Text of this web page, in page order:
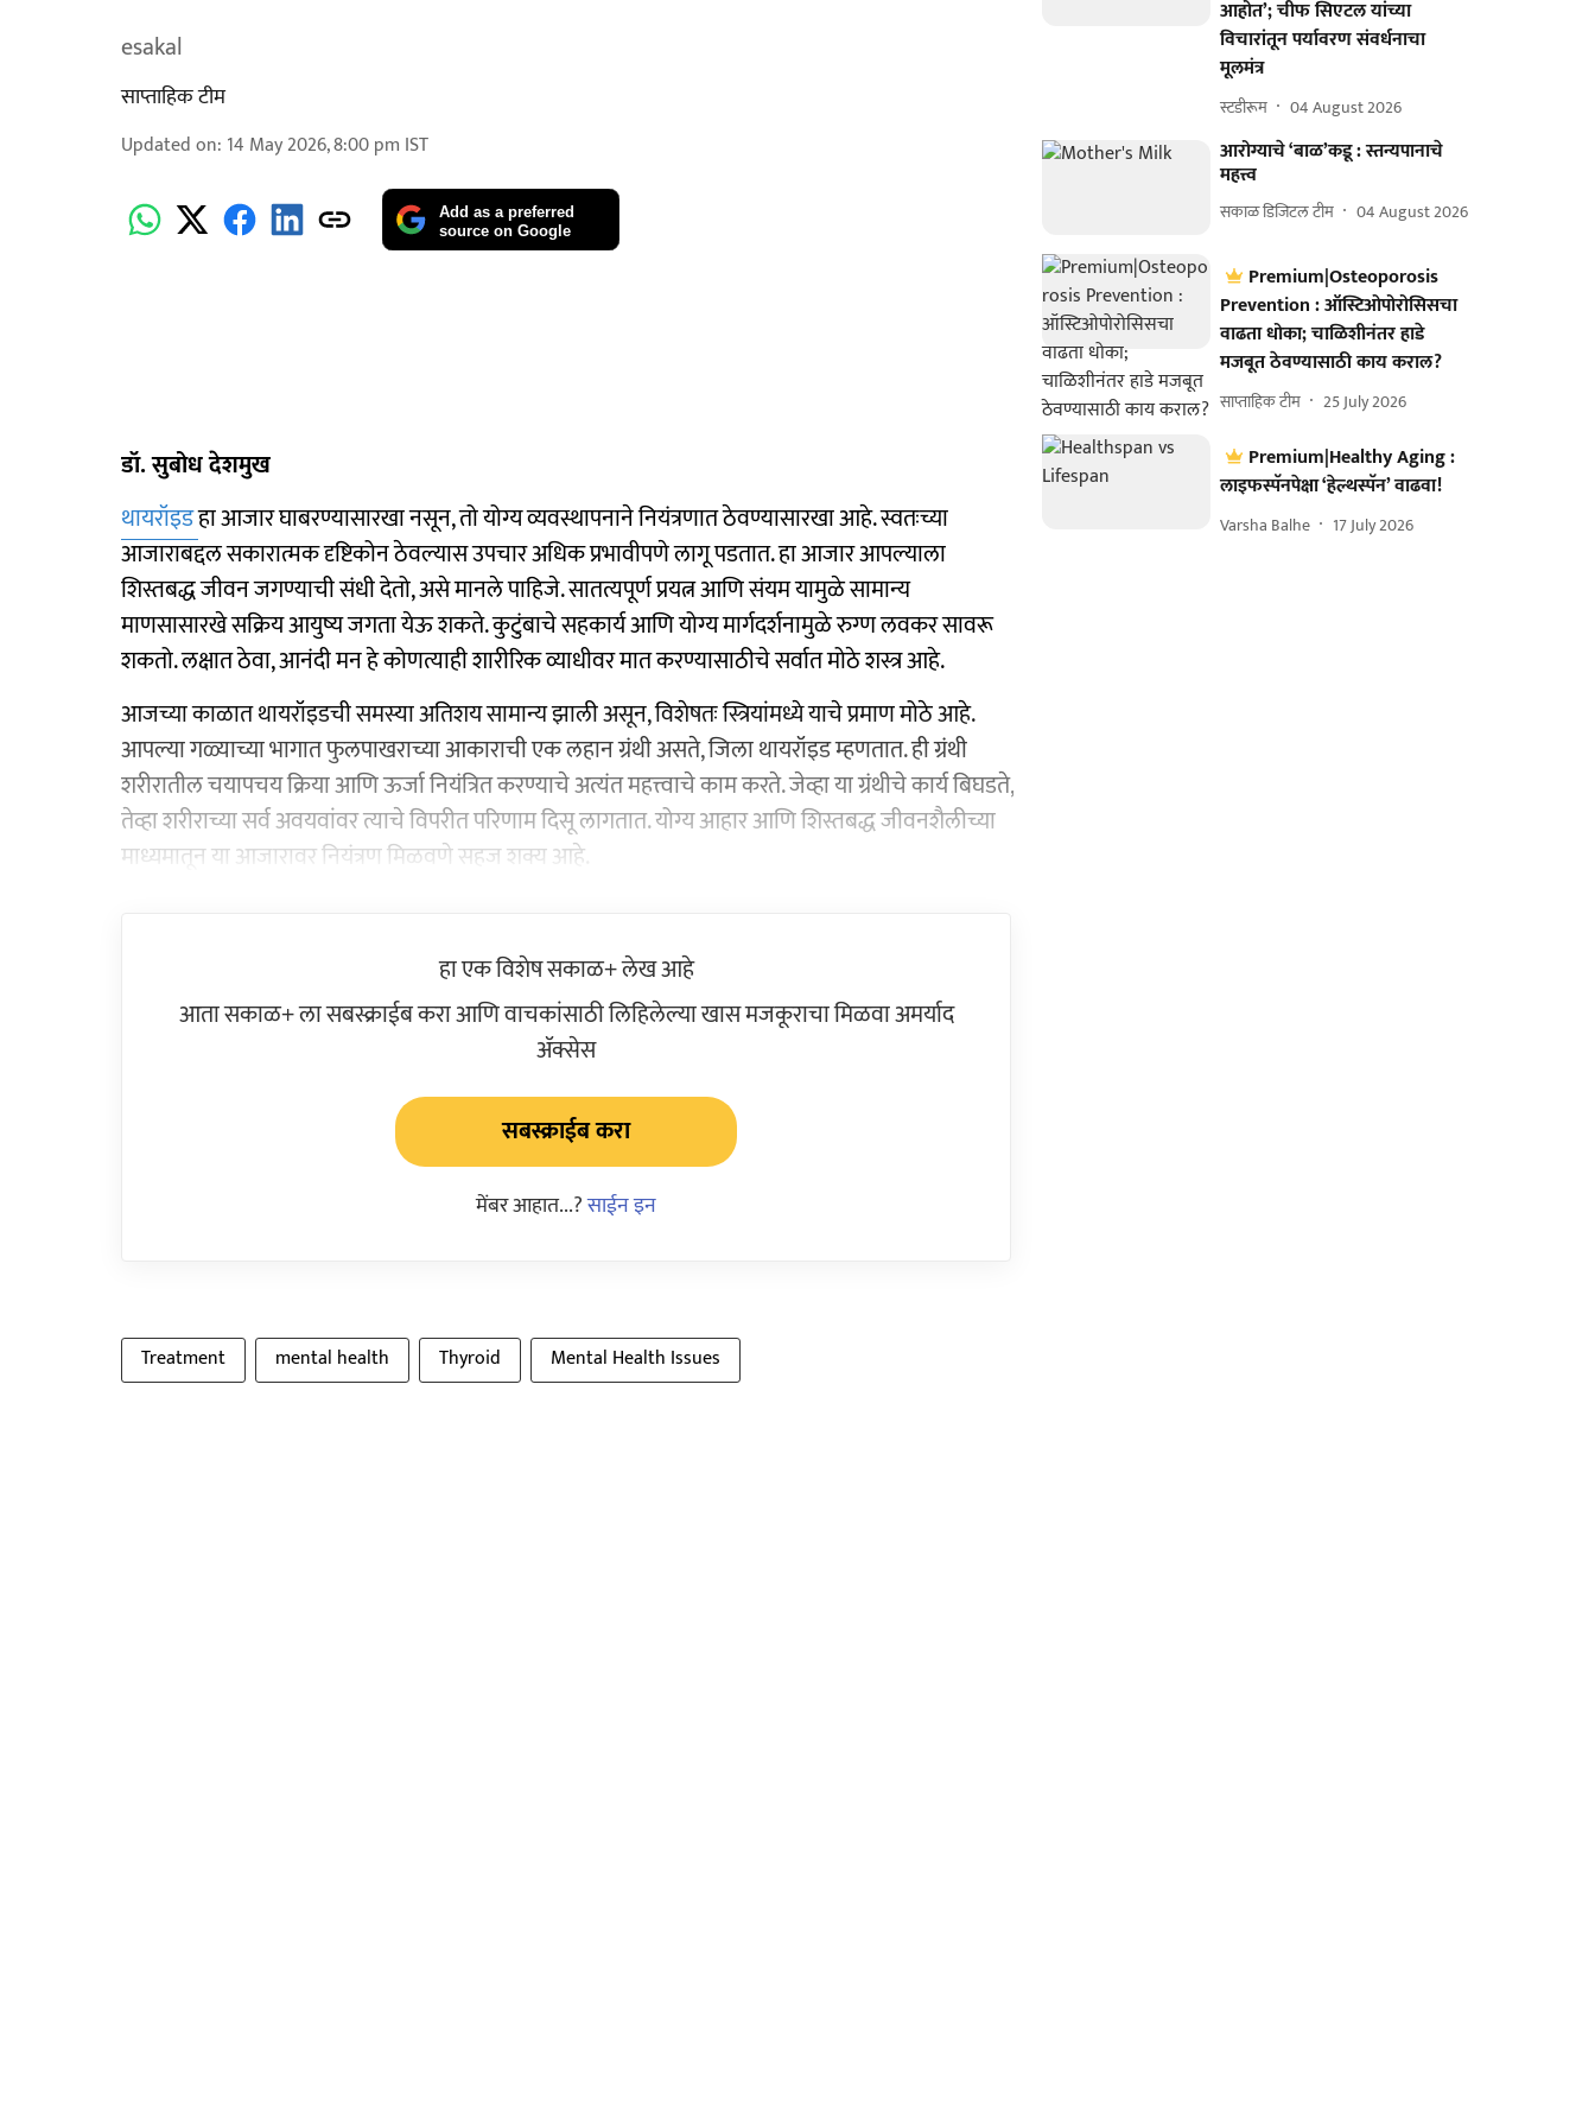
esakal
साप्ताहिक टीम
Updated on: 14 May 2026, 8:00 pm IST
Add as a preferred
source on Google
डॉ. सुबोध देशमुख
थायरॉइडहा आजार घाबरण्यासारखा नसून, तो योग्य व्यवस्थापनाने नियंत्रणात ठेवण्यासारखा आहे. स्वतःच्या
आजाराबद्दल सकारात्मक दृष्टिकोन ठेवल्यास उपचार अधिक प्रभावीपणे लागू पडतात. हा आजार आपल्याला
शिस्तबद्ध जीवन जगण्याची संधी देतो, असे मानले पाहिजे. सातत्यपूर्ण प्रयत्न आणि संयम यामुळे सामान्य
माणसासारखे सक्रिय आयुष्य जगता येऊ शकते. कुटुंबाचे सहकार्य आणि योग्य मार्गदर्शनामुळे रुग्ण लवकर सावरू
शकतो. लक्षात ठेवा, आनंदी मन हे कोणत्याही शारीरिक व्याधीवर मात करण्यासाठीचे सर्वात मोठे शस्त्र आहे.
आजच्या काळात थायरॉइडची समस्या अतिशय सामान्य झाली असून, विशेषतः स्त्रियांमध्ये याचे प्रमाण मोठे आहे.
आपल्या गळ्याच्या भागात फुलपाखराच्या आकाराची एक लहान ग्रंथी असते, जिला थायरॉइड म्हणतात. ही ग्रंथी
शरीरातील चयापचय क्रिया आणि ऊर्जा नियंत्रित करण्याचे अत्यंत महत्त्वाचे काम करते. जेव्हा या ग्रंथीचे कार्य बिघडते,
तेव्हा शरीराच्या सर्व अवयवांवर त्याचे विपरीत परिणाम दिसू लागतात. योग्य आहार आणि शिस्तबद्ध जीवनशैलीच्या
माध्यमातून या आजारावर नियंत्रण मिळवणे सहज शक्य आहे.
हा एक विशेष सकाळ+ लेख आहे
आता सकाळ+ ला सबस्क्राईब करा आणि वाचकांसाठी लिहिलेल्या खास मजकूराचा मिळवा अमर्याद
ॲक्सेस
सबस्क्राईब करा
मेंबर आहात...?साईन इन
Treatment mental health Thyroid Mental Health Issues
आहोत’; चीफ सिएटल यांच्या
विचारांतून पर्यावरण संवर्धनाचा
मूलमंत्र
स्टडीरूम 04 August 2026
आरोग्याचे ‘बाळ’कडू : स्तन्यपानाचे
महत्त्व
सकाळ डिजिटल टीम 04 August 2026
Premium|Osteoporosis
Prevention : ऑस्टिओपोरोसिसचा
वाढता धोका; चाळिशीनंतर हाडे
मजबूत ठेवण्यासाठी काय कराल?
साप्ताहिक टीम 25 July 2026
Premium|Healthy Aging :
लाइफस्पॅनपेक्षा ‘हेल्थस्पॅन’ वाढवा!
Varsha Balhe 17 July 2026